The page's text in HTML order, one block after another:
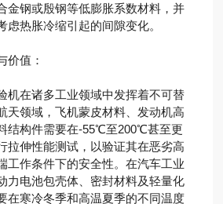
金钢或殷钢等低膨胀系数材料，并
虑热胀冷缩引起的间隙变化。
值：
在诸多工业领域中发挥着不可替
天领域，飞机蒙皮材料、发动机高
结构件需要在-55℃至200℃甚至更
拉伸性能测试，以验证其在恶劣高
工作条件下的安全性。在汽车工业
力电池包壳体、密封材料及轻量化
在寒冷冬季和高温夏季的不同温度